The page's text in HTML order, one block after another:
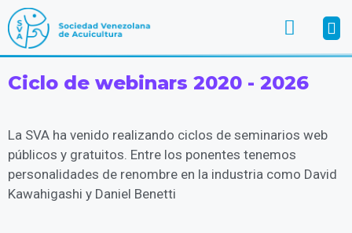
Ciclo de webinars 2020 - 2026
La SVA ha venido realizando ciclos de seminarios web
públicos y gratuitos. Entre los ponentes tenemos
personalidades de renombre en la industria como David
Kawahigashi y Daniel Benetti